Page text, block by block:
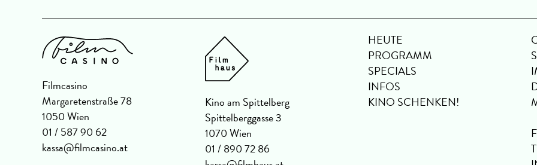
Filmcasino
Margaretenstraße 78
1050 Wien
01 / 587 90 62
kassa@filmcasino.at
Kino am Spittelberg
Spittelberggasse 3
1070 Wien
01 / 890 72 86
HEUTE
PROGRAMM
SPECIALS
INFOS
KINO SCHENKEN!